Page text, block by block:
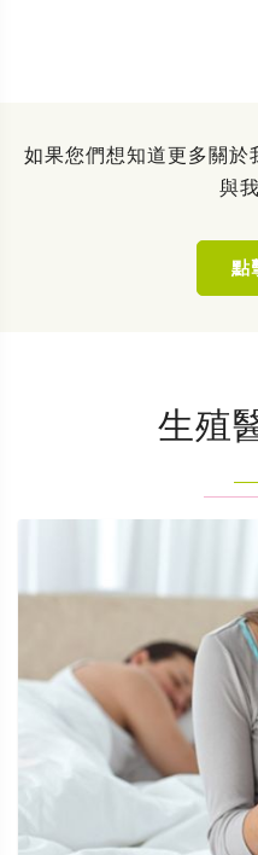
如果您們想知道更多關於
與
點
生殖